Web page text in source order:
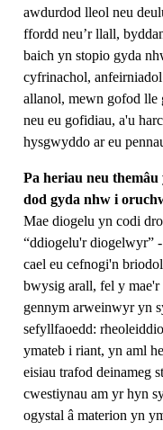
awdurdod lleol neu
ffordd neu’r llall,
baich yn stopio gyda
cyfrinachol,
allanol, mewn gofod lle
neu eu gofidiau, a'u
hysgwyddo ar eu
Pa heriau neu themâu
dod gyda nhw i
Mae diogelu yn codi
“ddiogelu'r diogelwyr”
cael eu cefnogi'n
bwysig arall, fel y mae'r
gennym arweinwyr yn
sefyllfaoedd:
ymateb i riant, yn aml
eisiau trafod deinameg
cwestiynau am yr hyn
ogystal â materion yn